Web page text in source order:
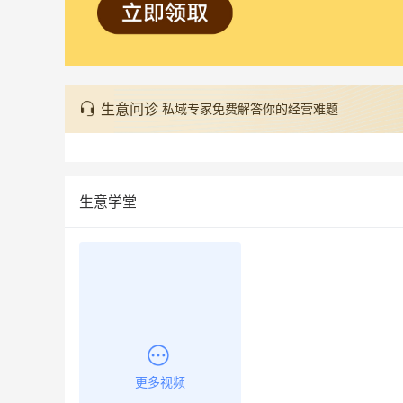
生意问诊 私域专家免费解答你的经营难题
生意学堂
更多视频